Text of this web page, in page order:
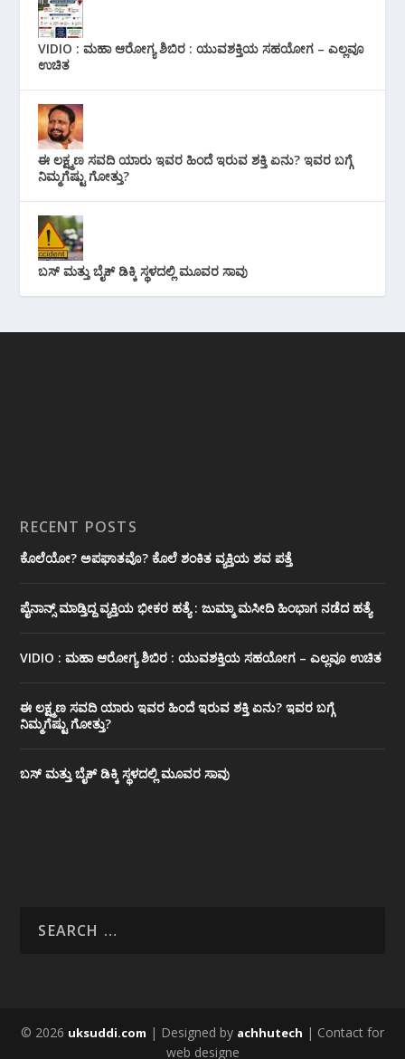
VIDIO : ಮಹಾ ಆರೋಗ್ಯ ಶಿಬಿರ : ಯುವಶಕ್ತಿಯ ಸಹಯೋಗ – ಎಲ್ಲವೂ
ಉಚಿತ
ಈ ಲಕ್ಷ್ಮಣ ಸವದಿ ಯಾರು ಇವರ ಹಿಂದೆ ಇರುವ ಶಕ್ತಿ ಏನು? ಇವರ ಬಗ್ಗೆ
ನಿಮ್ಮಗೆಷ್ಟು ಗೋತ್ತು?
ಬಸ್ ಮತ್ತು ಬೈಕ್ ಡಿಕ್ಕಿ ಸ್ಥಳದಲ್ಲಿ ಮೂವರ ಸಾವು
RECENT POSTS
ಕೊಲೆಯೋ? ಅಪಘಾತವೊ? ಕೊಲೆ ಶಂಕಿತ ವ್ಯಕ್ತಿಯ ಶವ ಪತ್ತೆ
ಪೈನಾನ್ಸ್ ಮಾಡ್ತಿದ್ದ ವ್ಯಕ್ತಿಯ ಭೀಕರ‌ ಹತ್ಯೆ : ಜುಮ್ಮಾ ಮಸೀದಿ ಹಿಂಭಾಗ ನಡೆದ ಹತ್ಯೆ
VIDIO : ಮಹಾ ಆರೋಗ್ಯ ಶಿಬಿರ : ಯುವಶಕ್ತಿಯ ಸಹಯೋಗ – ಎಲ್ಲವೂ ಉಚಿತ
ಈ ಲಕ್ಷ್ಮಣ ಸವದಿ ಯಾರು ಇವರ ಹಿಂದೆ ಇರುವ ಶಕ್ತಿ ಏನು? ಇವರ ಬಗ್ಗೆ
ನಿಮ್ಮಗೆಷ್ಟು ಗೋತ್ತು?
ಬಸ್ ಮತ್ತು ಬೈಕ್ ಡಿಕ್ಕಿ ಸ್ಥಳದಲ್ಲಿ ಮೂವರ ಸಾವು
© 2026 uksuddi.com | Designed by achhutech | Contact for
web designe